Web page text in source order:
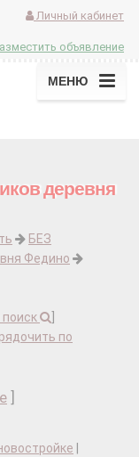
Личный кабинет
объявление
МЕНЮ
деревня
БЕЗ
Федино
по